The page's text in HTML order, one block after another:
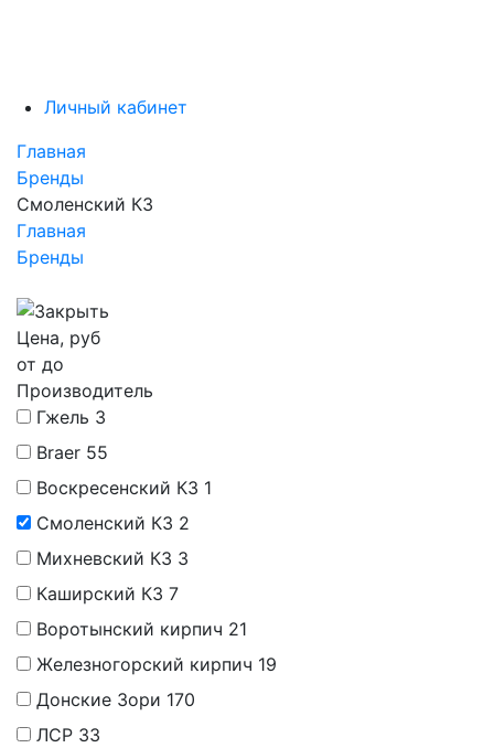
Личный кабинет
Главная
Бренды
Смоленский КЗ
Главная
Бренды
Цена, руб
от до
Производитель
Гжель 3
Braer 55
Воскресенский КЗ 1
Смоленский КЗ 2
Михневский КЗ 3
Каширский КЗ 7
Воротынский кирпич 21
Железногорский кирпич 19
Донские Зори 170
ЛСР 33